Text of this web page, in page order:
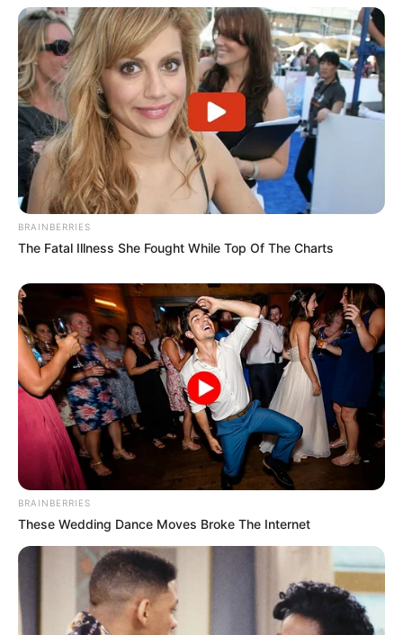
2º do art. 1º da Lei nº 11.096, de 13 de janeiro de 2005.
Participe do nosso grupo do
WhatsApp!
Fique informado em tempo real sobre as principais
notícias de Paraguaçu Paulista e região
Clique aqui para entrar no grupo
BRAINBERRIES
The Fatal Illness She Fought While Top Of The Charts
BRAINBERRIES
These Wedding Dance Moves Broke The Internet